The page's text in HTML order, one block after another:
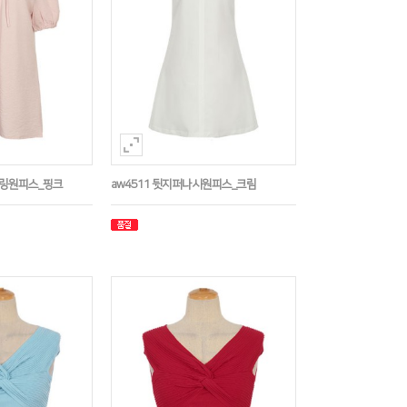
원피스_핑크 aw4511 뒷지퍼나시원피스_크림